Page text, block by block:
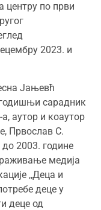
центру по први
2023. и
Јањевћ
сарадник
аутор и коаутор
Првослав С.
2003. године
медија
,,Деца и
деце у
деце од